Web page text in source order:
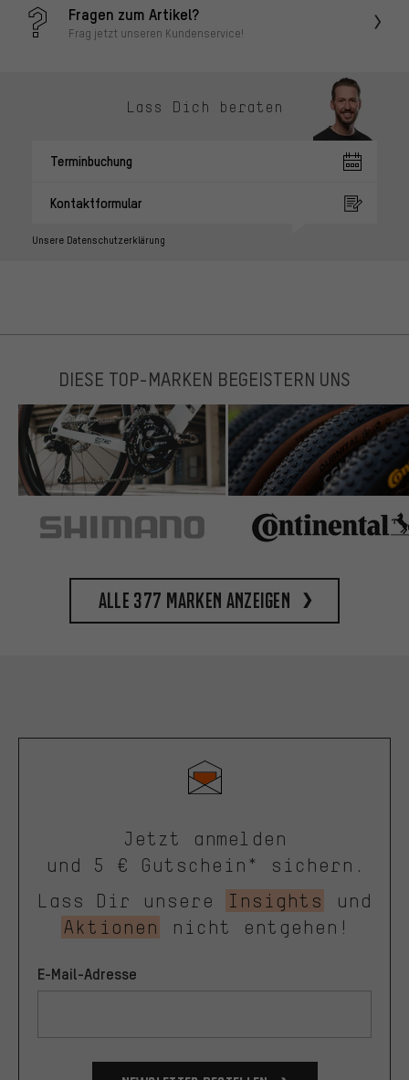
Fragen zum Artikel?
Frag jetzt unseren Kundenservice!
Lass Dich beraten
Terminbuchung
Kontaktformular
Unsere Datenschutzerklärung
DIESE TOP-MARKEN BEGEISTERN UNS
Alle 377 Marken anzeigen
Jetzt anmelden
und 5 € Gutschein* sichern.
Lass Dir unsere
Insights
und
Aktionen
nicht entgehen!
E-Mail-Adresse